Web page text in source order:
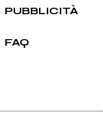
PUBBLICITÀ
FAQ